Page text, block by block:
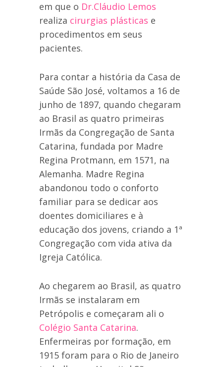
em que o Dr.Cláudio Lemos
realiza cirurgias plásticas e
procedimentos em seus
pacientes.
Para contar a história da Casa de
Saúde São José, voltamos a 16 de
junho de 1897, quando chegaram
ao Brasil as quatro primeiras
Irmãs da Congregação de Santa
Catarina, fundada por Madre
Regina Protmann, em 1571, na
Alemanha. Madre Regina
abandonou todo o conforto
familiar para se dedicar aos
doentes domiciliares e à
educação dos jovens, criando a 1ª
Congregação com vida ativa da
Igreja Católica.
Ao chegarem ao Brasil, as quatro
Irmãs se instalaram em
Petrópolis e começaram ali o
Colégio Santa Catarina.
Enfermeiras por formação, em
1915 foram para o Rio de Janeiro